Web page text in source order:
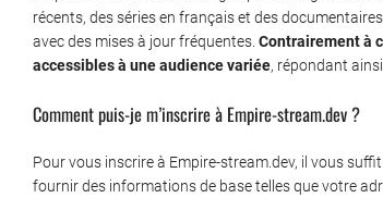
récents, des séries en français et des
avec des mises à jour fréquentes. Contrairement à
accessibles à une audience variée, répondant
Comment puis-je m’inscrire à Empire-stream.dev ?
Pour vous inscrire à Empire-stream.dev, il vous
fournir des informations de base telles que votre